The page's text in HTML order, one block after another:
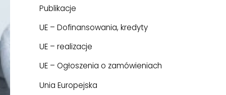
Publikacje
UE – Dofinansowania, kredyty
UE – realizacje
UE – Ogłoszenia o zamówieniach
Unia Europejska